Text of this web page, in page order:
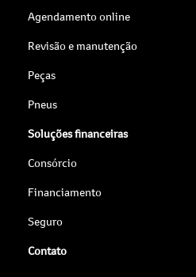
Agendamento online
Revisão e manutenção
Peças
Pneus
Soluções financeiras
Consórcio
Financiamento
Seguro
Contato